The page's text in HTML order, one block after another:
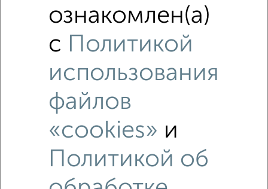
Рядом, с меньшей ценой
ознакомлен(а)
с Политикой
использования
файлов
«cookies» и
Политикой об